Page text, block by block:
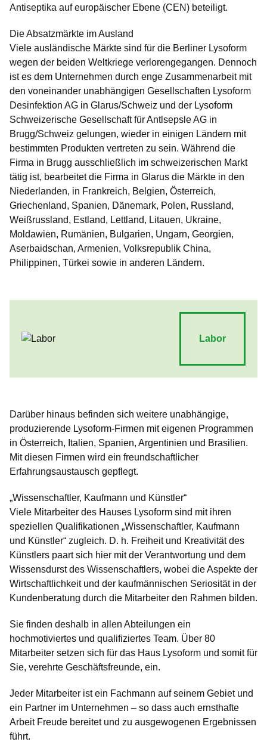
Antiseptika auf europäischer Ebene (CEN) beteiligt.
Die Absatzmärkte im Ausland
Viele ausländische Märkte sind für die Berliner Lysoform
wegen der beiden Weltkriege verlorengegangen. Dennoch
ist es dem Unternehmen durch enge Zusammenarbeit mit
den voneinander unabhängigen Gesellschaften Lysoform
Desinfektion AG in Glarus/Schweiz und der Lysoform
Schweizerische Gesellschaft für Antlsepsle AG in
Brugg/Schweiz gelungen, wieder in einigen Ländern mit
bestimmten Produkten vertreten zu sein. Während die
Firma in Brugg ausschließlich im schweizerischen Markt
tätig ist, bearbeitet die Firma in Glarus die Märkte in den
Niederlanden, in Frankreich, Belgien, Österreich,
Griechenland, Spanien, Dänemark, Polen, Russland,
Weißrussland, Estland, Lettland, Litauen, Ukraine,
Moldawien, Rumänien, Bulgarien, Ungarn, Georgien,
Aserbaidschan, Armenien, Volksrepublik China,
Philippinen, Türkei sowie in anderen Ländern.
Labor
Darüber hinaus befinden sich weitere unabhängige,
produzierende Lysoform-Firmen mit eigenen Programmen
in Österreich, Italien, Spanien, Argentinien und Brasilien.
Mit diesen Firmen wird ein freundschaftlicher
Erfahrungsaustausch gepflegt.
„Wissenschaftler, Kaufmann und Künstler“
Viele Mitarbeiter des Hauses Lysoform sind mit ihren
speziellen Qualifikationen „Wissenschaftler, Kaufmann
und Künstler“ zugleich. D. h. Freiheit und Kreativität des
Künstlers paart sich hier mit der Verantwortung und dem
Wissensdurst des Wissenschaftlers, wobei die Aspekte der
Wirtschaftlichkeit und der kaufmännischen Seriosität in der
Kundenberatung durch die Mitarbeiter den Rahmen bilden.
Sie finden deshalb in allen Abteilungen ein
hochmotiviertes und qualifiziertes Team. Über 80
Mitarbeiter setzen sich für das Haus Lysoform und somit für
Sie, verehrte Geschäftsfreunde, ein.
Jeder Mitarbeiter ist ein Fachmann auf seinem Gebiet und
ein Partner im Unternehmen – so dass auch ernsthafte
Arbeit Freude bereitet und zu ausgewogenen Ergebnissen
führt.